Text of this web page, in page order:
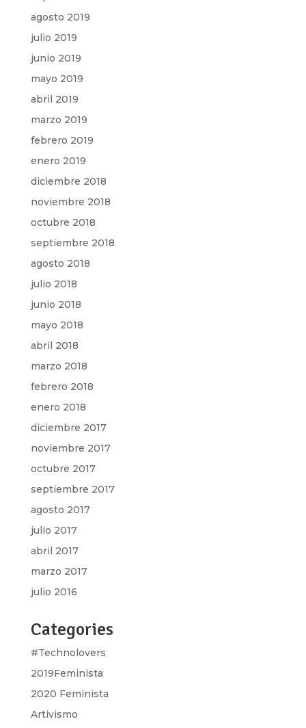
agosto 2019
julio 2019
junio 2019
mayo 2019
abril 2019
marzo 2019
febrero 2019
enero 2019
diciembre 2018
noviembre 2018
octubre 2018
septiembre 2018
agosto 2018
julio 2018
junio 2018
mayo 2018
abril 2018
marzo 2018
febrero 2018
enero 2018
diciembre 2017
noviembre 2017
octubre 2017
septiembre 2017
agosto 2017
julio 2017
abril 2017
marzo 2017
julio 2016
Categories
#Technolovers
2019Feminista
2020 Feminista
Artivismo